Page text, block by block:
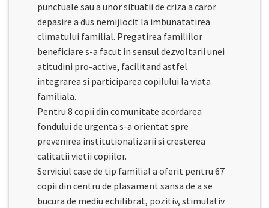
punctuale sau a unor situatii de criza a caror
depasire a dus nemijlocit la imbunatatirea
climatului familial. Pregatirea familiilor
beneficiare s-a facut in sensul dezvoltarii unei
atitudini pro-active, facilitand astfel
integrarea si participarea copilului la viata
familiala.
Pentru 8 copii din comunitate acordarea
fondului de urgenta s-a orientat spre
prevenirea institutionalizarii si cresterea
calitatii vietii copiilor.
Serviciul case de tip familial a oferit pentru 67
copii din centru de plasament sansa de a se
bucura de mediu echilibrat, pozitiv, stimulativ